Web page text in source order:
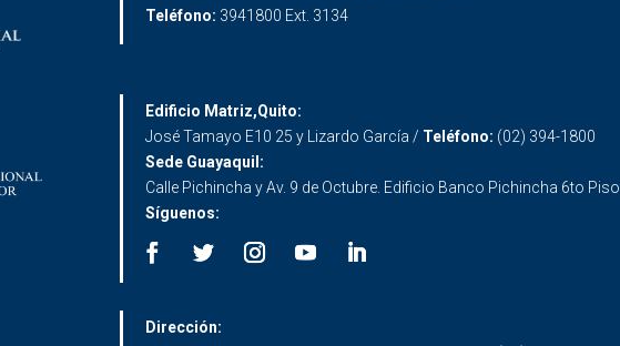
Teléfono: 3941800 Ext. 3134
Edificio Matriz,Quito:
José Tamayo E10 25 y Lizardo García / Teléfono: (02) 394-1800
Sede Guayaquil:
Calle Pichincha y Av. 9 de Octubre. Edificio Banco Pichincha 6to Piso
Síguenos:
Dirección: